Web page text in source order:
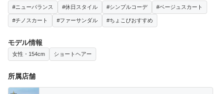
#ニューバランス #休日スタイル #シンプルコーデ #ベージュスカート
#チノスカート #ファーサンダル #ちょこびおすすめ
モデル情報
女性・154cm ショートヘアー
所属店舗